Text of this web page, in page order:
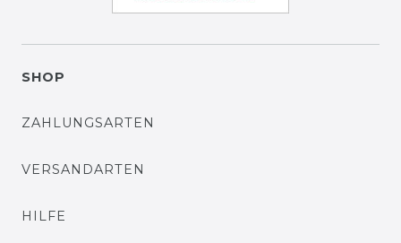
SHOP
ZAHLUNGSARTEN
VERSANDARTEN
HILFE